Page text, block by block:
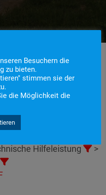
Baum/Ast entfernen
2022 18:03
Hilfeleistung
>
Besuchern die
zu bieten.
stimmen sie der
die Möglichkeit die